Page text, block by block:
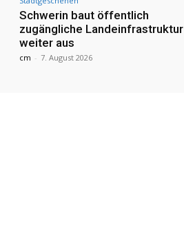
Schwerin baut öffentlich
zugängliche Landeinfrastruktur
weiter aus
cm - 7. August 2026